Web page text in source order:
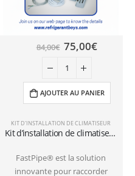
KIT D'INSTALLATION DE CLIMATISEUR
Kit d’installation de climatiseurs au sol avec tuyaux de 3 mètres 1/4″+3/8″SAE
FastPipe® est la solution
innovante pour raccorder
84,00€ 75,00€
AJOUTER AU PANIER